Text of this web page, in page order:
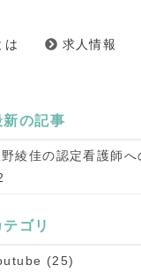
は 求人情報
新の記事
綾佳の認定看護師へ
テゴリ
(25)